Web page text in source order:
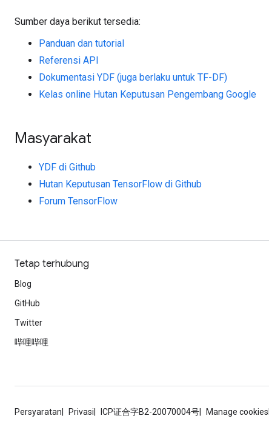
Sumber daya berikut tersedia:
Panduan dan tutorial
Referensi API
Dokumentasi YDF (juga berlaku untuk TF-DF)
Kelas online Hutan Keputusan Pengembang Google
Masyarakat
YDF di Github
Hutan Keputusan TensorFlow di Github
Forum TensorFlow
Tetap terhubung
Blog
GitHub
Twitter
哔哩哔哩
Persyaratan Privasi ICP证合字B2-20070004号 Manage cookies